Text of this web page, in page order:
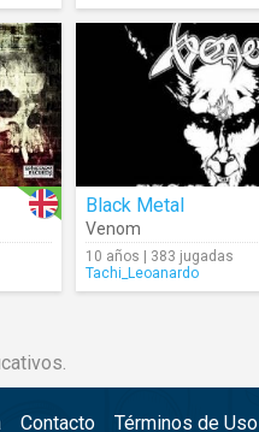
Black Metal
Venom
10 años | 383 jugadas
Tachi_Leoanardo
Contacto Términos de Uso